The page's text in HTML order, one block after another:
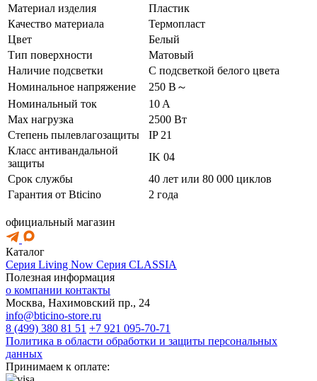
Материал изделия
Пластик
Качество материала
Термопласт
Цвет
Белый
Тип поверхности
Матовый
Наличие подсветки
С подсветкой белого цвета
Номинальное напряжение
250 В～
Номинальный ток
10 A
Max нагрузка
2500 Вт
Степень пылевлагозащиты
IP 21
Класс антивандальной
защиты
IK 04
Срок службы
40 лет или 80 000 циклов
Гарантия от Bticino
2 года
официальный магазин
Каталог
Серия Living Now Серия CLASSIA
Полезная информация
о компании контакты
Москва, Нахимовский пр., 24
info@bticino-store.ru
8 (499) 380 81 51 +7 921 095-70-71
Политика в области обработки и защиты персональных
данных
Принимаем к оплате: